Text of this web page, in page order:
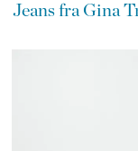
Jeans fra Gina